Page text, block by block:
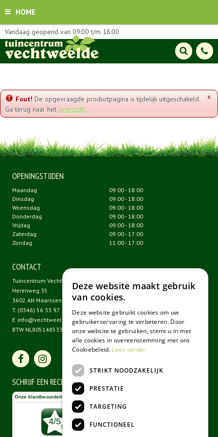
HOME
Vandaag geopend van 09:00 t/m 18:00
x
Fout! De opgevraagde productpagina is tijdelijk uitgeschakeld.
Ga terug naar het overzicht.
OPENINGSTIJDEN
Maandag
09:00 - 18:00
Dinsdag
09:00 - 18:00
Woensdag
09:00 - 18:00
Donderdag
09:00 - 18:00
Vrijdag
09:00 - 18:00
Zaterdag
09:00 - 17:00
Zondag
11:00 - 17:00
CONTACT
Tuincentrum Vechtweelde
Herenweg 35
3602 AN Maarssen
T. (0346) 56 33 97
E. info@vechtweelde.nl
BTW NL805148533B01
SCHRIJF EEN RECENSIE
Deze website maakt gebruik
van cookies.
Deze website gebruikt cookies om uw
gebruikerservaring te verbeteren. Door
onze website te gebruiken, stemt u in met
alle cookies in overeenstemming met ons
Cookiebeleid. Lees verder
STRIKT NOODZAKELIJK
PRESTATIE
TARGETING
FUNCTIONEEL